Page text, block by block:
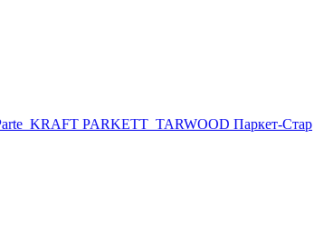
KRAFT PARKETT TARWOOD Паркет-Стар